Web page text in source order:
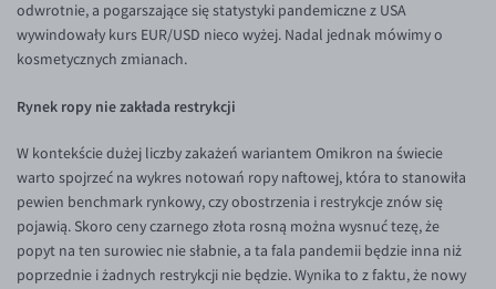
EUR/CHF
EUR/CZK
EUR/SEK
EUR/AUD
EUR/BGN
EUR/CAD
odwrotnie, a pogarszające się statystyki pandemiczne z USA
wywindowały kurs EUR/USD nieco wyżej. Nadal jednak mówimy o
kosmetycznych zmianach.
Rynek ropy nie zakłada restrykcji
W kontekście dużej liczby zakażeń wariantem Omikron na świecie
warto spojrzeć na wykres notowań ropy naftowej, która to stanowiła
pewien benchmark rynkowy, czy obostrzenia i restrykcje znów się
pojawią. Skoro ceny czarnego złota rosną można wysnuć tezę, że
popyt na ten surowiec nie słabnie, a ta fala pandemii będzie inna niż
poprzednie i żadnych restrykcji nie będzie. Wynika to z faktu, że nowy